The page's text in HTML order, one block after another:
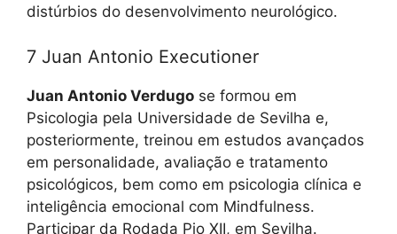
distúrbios do desenvolvimento neurológico.
7 Juan Antonio Executioner
Juan Antonio Verdugo se formou em
Psicologia pela Universidade de Sevilha e,
posteriormente, treinou em estudos avançados
em personalidade, avaliação e tratamento
psicológicos, bem como em psicologia clínica e
inteligência emocional com Mindfulness.
Participar da Rodada Pio XII, em Sevilha.